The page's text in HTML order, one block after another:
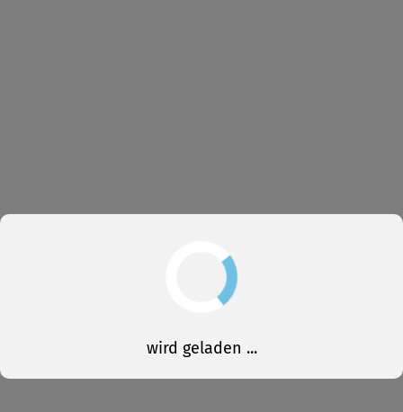
wird geladen ...